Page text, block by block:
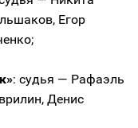
Егор
: судья — Рафаэль
Денис